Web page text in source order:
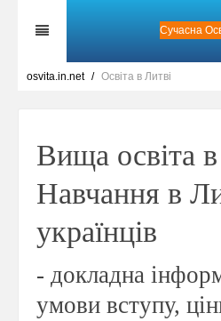
Сучасна
osvita.in.net Освіта в Литві
Вища освіта
Навчання в
українців
- докладна
умови вступу,